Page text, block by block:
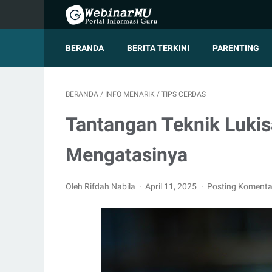
BERANDA BERITA TERKINI PARENTING
BERANDA / INFO MENARIK / TIPS CERDAS
Tantangan Teknik
Mengatasinya
Oleh Rifdah Nabila April 11, 2025 Posting